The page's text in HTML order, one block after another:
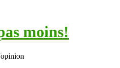
moins!